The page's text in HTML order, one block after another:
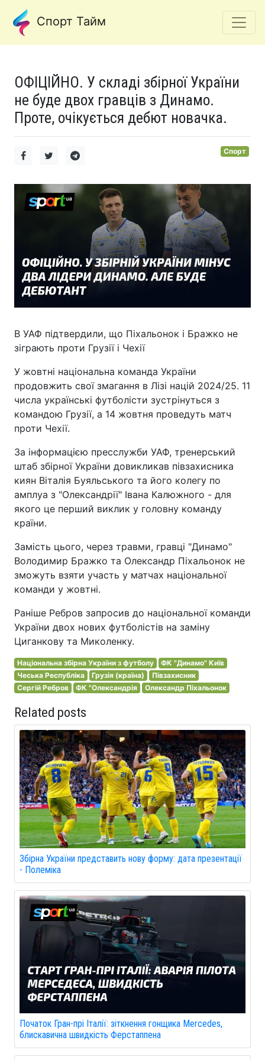
Спорт Тайм
ОФІЦІЙНО. У складі збірної України
не буде двох гравців з Динамо.
Проте, очікується дебют новачка.
Спорт
В УАФ підтвердили, що Піхальонок і Бражко не
зіграють проти Грузії і Чехії
У жовтні національна команда України
продовжить свої змагання в Лізі націй 2024/25. 11
числа українські футболісти зустрінуться з
командою Грузії, а 14 жовтня проведуть матч
проти Чехії.
За інформацією пресслужби УАФ, тренерський
штаб збірної України довикликав півзахисника
киян Віталія Буяльського та його колегу по
амплуа з "Олександрії" Івана Калюжного - для
якого це перший виклик у головну команду
країни.
Замість цього, через травми, гравці "Динамо"
Володимир Бражко та Олександр Піхальонок не
зможуть взяти участь у матчах національної
команди у жовтні.
Раніше Ребров запросив до національної команди
України двох нових футболістів на заміну
Циганкову та Миколенку.
Національна збірна України з футболу
ФК "Динамо" Київ
Чеська Республіка
Грузія (країна)
Півзахисник
Сергій Ребров
ФК "Олександрія Олександр Піхальонок
Related posts
Збірна України представить нову форму: дата презентації
- Полеміка
Початок Гран-прі Італії: зіткнення гонщика Mercedes,
блискавична швидкість Ферстаппена